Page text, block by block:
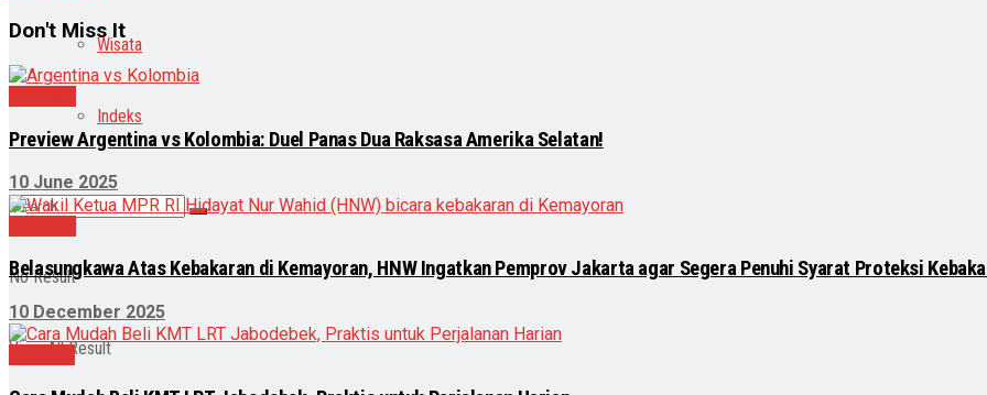
Wisata
Indeks
No Result
View All Result
Don't Miss It
Preview Argentina vs Kolombia: Duel Panas Dua Raksasa Amerika Selatan!
10 June 2025
Belasungkawa Atas Kebakaran di Kemayoran, HNW Ingatkan Pemprov Jakarta agar Segera Penuhi Syarat Proteksi
10 December 2025